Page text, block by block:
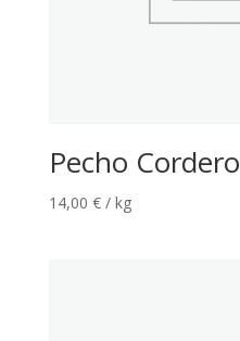
Pecho Cordero
14,00 € / kg